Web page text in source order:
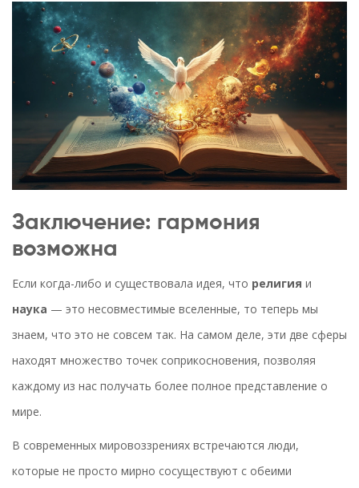
Заключение: гармония
возможна
Если когда-либо и существовала идея, что религия и
наука — это несовместимые вселенные, то теперь мы
знаем, что это не совсем так. На самом деле, эти две сферы
находят множество точек соприкосновения, позволяя
каждому из нас получать более полное представление о
мире.
В современных мировоззрениях встречаются люди,
которые не просто мирно сосуществуют с обеими